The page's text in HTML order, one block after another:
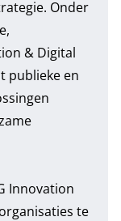
Onder
& Digital
publieke en
Innovation
te